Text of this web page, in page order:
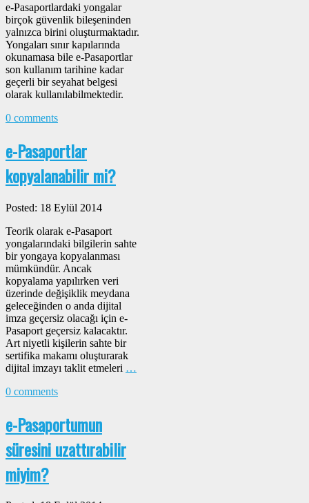
e-Pasaportlardaki yongalar
birçok güvenlik bileşeninden
yalnızca birini oluşturmaktadır.
Yongaları sınır kapılarında
okunamasa bile e-Pasaportlar
son kullanım tarihine kadar
geçerli bir seyahat belgesi
olarak kullanılabilmektedir.
0 comments
e-Pasaportlar
kopyalanabilir mi?
Posted: 18 Eylül 2014
Teorik olarak e-Pasaport
yongalarındaki bilgilerin sahte
bir yongaya kopyalanması
mümkündür. Ancak
kopyalama yapılırken veri
üzerinde değişiklik meydana
geleceğinden o anda dijital
imza geçersiz olacağı için e-
Pasaport geçersiz kalacaktır.
Art niyetli kişilerin sahte bir
sertifika makamı oluşturarak
dijital imzayı taklit etmeleri …
0 comments
e-Pasaportumun
süresini uzattırabilir
miyim?